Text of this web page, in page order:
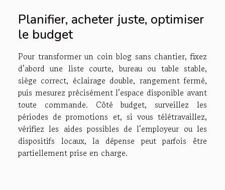
Planifier, acheter juste, optimiser
le budget
Pour transformer un coin blog sans chantier, fixez
d’abord une liste courte, bureau ou table stable,
siège correct, éclairage double, rangement fermé,
puis mesurez précisément l’espace disponible avant
toute commande. Côté budget, surveillez les
périodes de promotions et, si vous télétravaillez,
vérifiez les aides possibles de l’employeur ou les
dispositifs locaux, la dépense peut parfois être
partiellement prise en charge.